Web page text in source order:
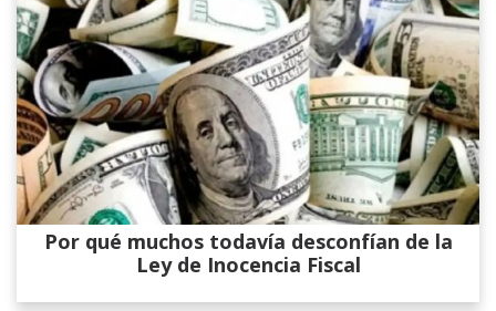
Por qué muchos todavía desconfían de la
Ley de Inocencia Fiscal